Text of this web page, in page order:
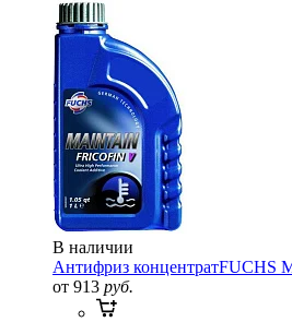
В наличии
Антифриз концентратFUCHS
от 913 руб.